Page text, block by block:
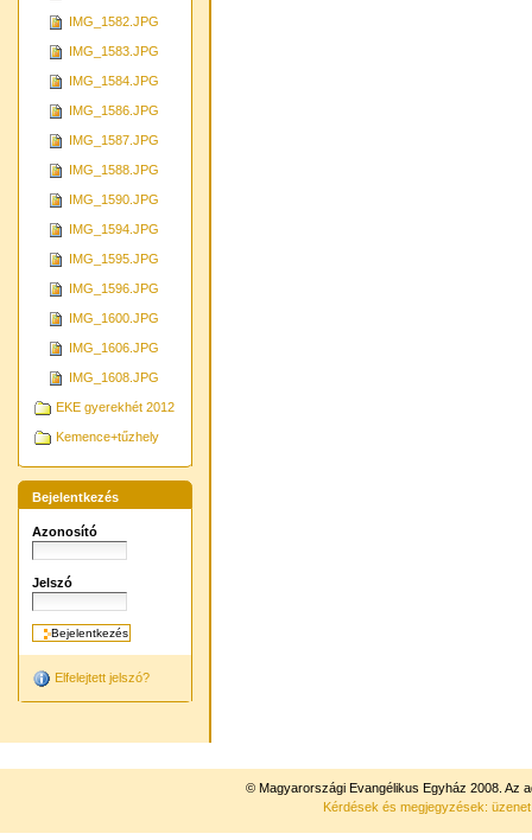
IMG_1582.JPG
IMG_1583.JPG
IMG_1584.JPG
IMG_1586.JPG
IMG_1587.JPG
IMG_1588.JPG
IMG_1590.JPG
IMG_1594.JPG
IMG_1595.JPG
IMG_1596.JPG
IMG_1600.JPG
IMG_1606.JPG
IMG_1608.JPG
EKE gyerekhét 2012
Kemence+tűzhely
Bejelentkezés
Azonosító
Jelszó
Elfelejtett jelszó?
© Magyarországi Evangélikus Egyház 2008. Az
Kérdések és megjegyzések: